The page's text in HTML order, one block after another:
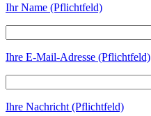
Ihr Name (Pflichtfeld)
Ihre E-Mail-Adresse (Pflichtfeld)
Ihre Nachricht (Pflichtfeld)